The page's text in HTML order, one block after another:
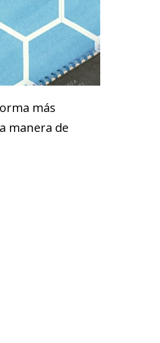
más
manera de